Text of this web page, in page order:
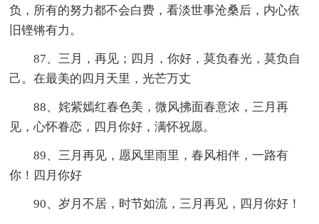
负，所有的努力都不会白费，看淡世事沧桑后，内心依
旧铿锵有力。
87、三月，再见；四月，你好，莫负春光，莫负自
己。在最美的四月天里，光芒万丈
88、姹紫嫣红春色美，微风拂面春意浓，三月再
见，心怀眷恋，四月你好，满怀祝愿。
89、三月再见，愿风里雨里，春风相伴，一路有
你！四月你好
90、岁月不居，时节如流，三月再见，四月你好！